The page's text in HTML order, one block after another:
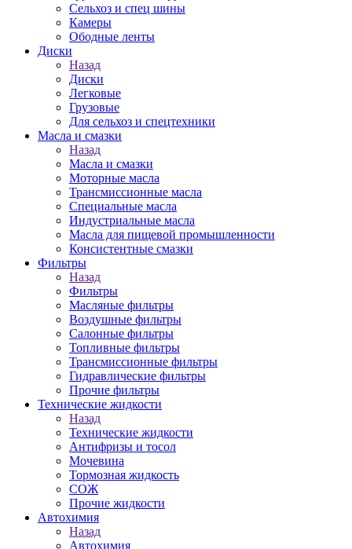
Сельхоз и спец шины
Камеры
Ободные ленты
Диски
Назад
Диски
Легковые
Грузовые
Для сельхоз и спецтехники
Масла и смазки
Назад
Масла и смазки
Моторные масла
Трансмиссионные масла
Специальные масла
Индустриальные масла
Масла для пищевой промышленности
Консистентные смазки
Фильтры
Назад
Фильтры
Масляные фильтры
Воздушные фильтры
Салонные фильтры
Топливные фильтры
Трансмиссионные фильтры
Гидравлические фильтры
Прочие фильтры
Технические жидкости
Назад
Технические жидкости
Антифризы и тосол
Мочевина
Тормозная жидкость
СОЖ
Прочие жидкости
Автохимия
Назад
Автохимия